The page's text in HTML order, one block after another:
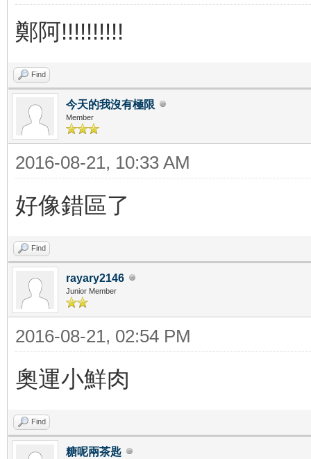
鄭阿!!!!!!!!!!
Find
今天的我沒有極限
Member
2016-08-21, 10:33 AM
好像錯區了
Find
rayary2146
Junior Member
2016-08-21, 02:54 PM
奧運小鮮肉
Find
糖呢兩茶匙